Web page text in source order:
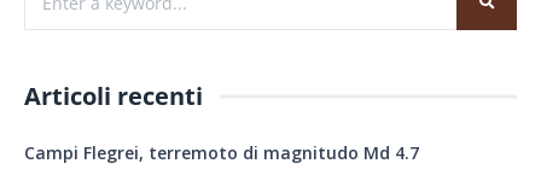
Articoli recenti
Campi Flegrei, terremoto di magnitudo Md 4.7